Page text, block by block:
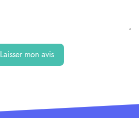
Laisser mon avis